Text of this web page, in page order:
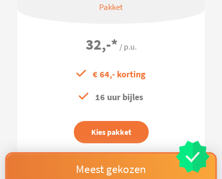
Pakket
32,-* / p.u.
€ 64,- korting
16 uur bijles
Kies pakket